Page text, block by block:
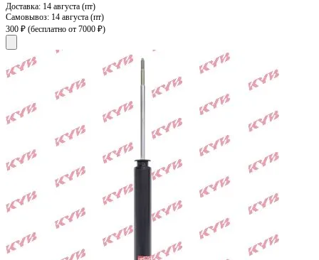
Доставка: 14 августа (пт)
Самовывоз: 14 августа (пт)
300 ₽ (бесплатно от 7000 ₽)